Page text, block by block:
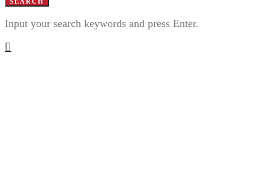
Input your search keywords and press Enter.